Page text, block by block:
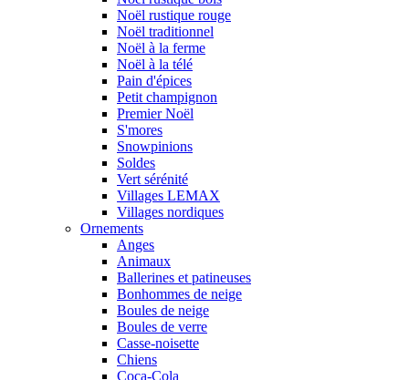
Noël rustique rouge
Noël traditionnel
Noël à la ferme
Noël à la télé
Pain d'épices
Petit champignon
Premier Noël
S'mores
Snowpinions
Soldes
Vert sérénité
Villages LEMAX
Villages nordiques
Ornements
Anges
Animaux
Ballerines et patineuses
Bonhommes de neige
Boules de neige
Boules de verre
Casse-noisette
Chiens
Coca-Cola